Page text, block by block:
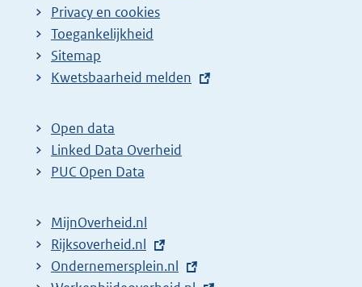
Privacy en cookies
Toegankelijkheid
Sitemap
E
t
e
r
l
i
n
Kwetsbaarheid melden
Open data
Linked Data Overheid
PUC Open Data
MijnOverheid.nl
E
x
Rijksoverheid.nl
E
Ondernemersplein.nl